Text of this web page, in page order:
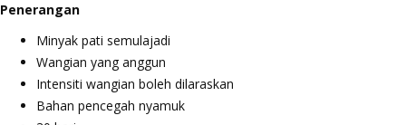
Penerangan
Minyak pati semulajadi
Wangian yang anggun
Intensiti wangian boleh dilaraskan
Bahan pencegah nyamuk